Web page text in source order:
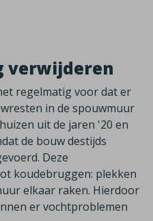
verwijderen
regelmatig voor dat er
in de spouwmuur
uit de jaren '20 en
de bouw destijds
Deze
koudebruggen: plekken
elkaar raken. Hierdoor
er vochtproblemen